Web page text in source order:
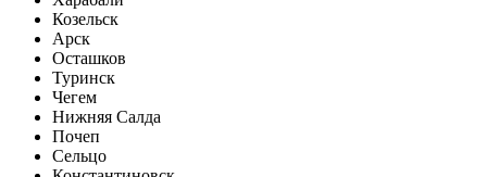
Козельск
Арск
Осташков
Туринск
Чегем
Нижняя Салда
Почеп
Сельцо